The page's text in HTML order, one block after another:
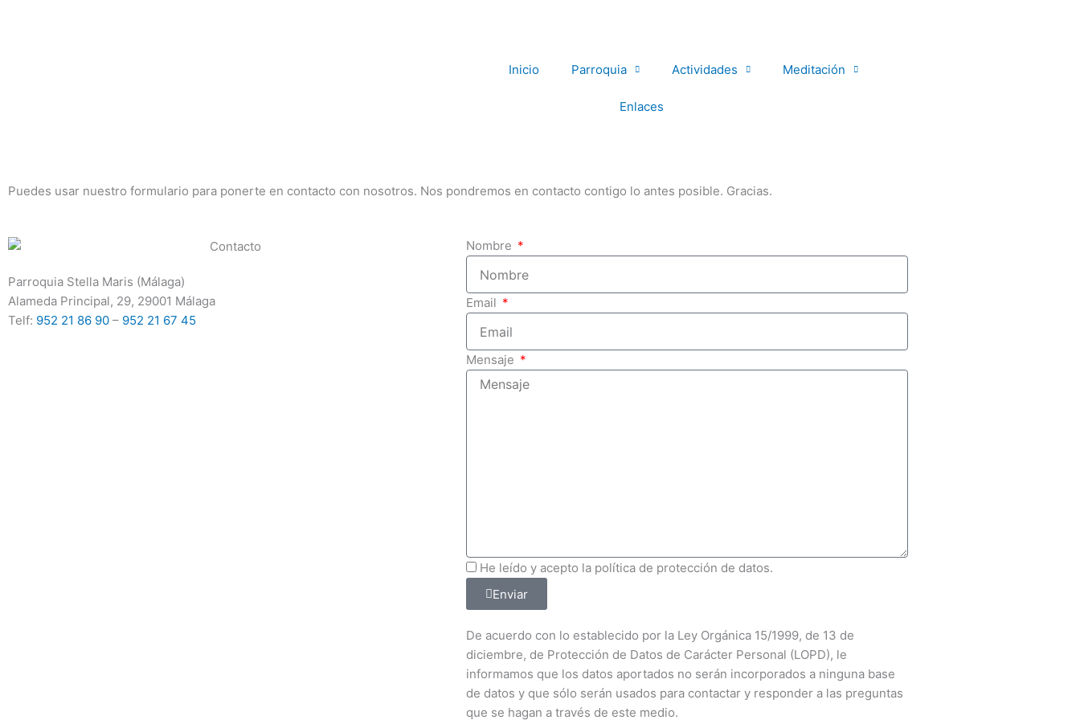
Inicio
Parroquia Actividades Meditación
Enlaces
Puedes usar nuestro formulario para ponerte en contacto con nosotros. Nos pondremos en contacto contigo lo antes posible. Gracias.
Parroquia Stella Maris (Málaga)
Alameda Principal, 29, 29001 Málaga
Telf: 952 21 86 90 – 952 21 67 45
Nombre
Email
Mensaje
He leído y acepto la política de protección de datos.
Enviar
De acuerdo con lo establecido por la Ley Orgánica 15/1999, de 13 de
diciembre, de Protección de Datos de Carácter Personal (LOPD), le
informamos que los datos aportados no serán incorporados a ninguna base
de datos y que sólo serán usados para contactar y responder a las preguntas
que se hagan a través de este medio.